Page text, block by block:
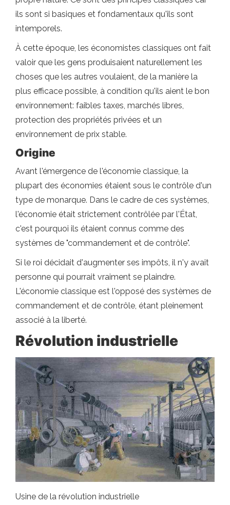
ils sont si basiques et fondamentaux qu'ils sont
intemporels.
À cette époque, les économistes classiques ont fait
valoir que les gens produisaient naturellement les
choses que les autres voulaient, de la manière la
plus efficace possible, à condition qu'ils aient le bon
environnement: faibles taxes, marchés libres,
protection des propriétés privées et un
environnement de prix stable.
Origine
Avant l'émergence de l'économie classique, la
plupart des économies étaient sous le contrôle d'un
type de monarque. Dans le cadre de ces systèmes,
l'économie était strictement contrôlée par l'État,
c'est pourquoi ils étaient connus comme des
systèmes de "commandement et de contrôle".
Si le roi décidait d'augmenter ses impôts, il n'y avait
personne qui pourrait vraiment se plaindre.
L'économie classique est l'opposé des systèmes de
commandement et de contrôle, étant pleinement
associé à la liberté.
Révolution industrielle
Usine de la révolution industrielle